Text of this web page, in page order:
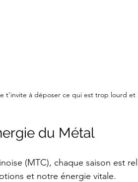
t’invite à déposer ce qui est trop lourd et
du Métal
(MTC), chaque saison est
et notre énergie vitale.